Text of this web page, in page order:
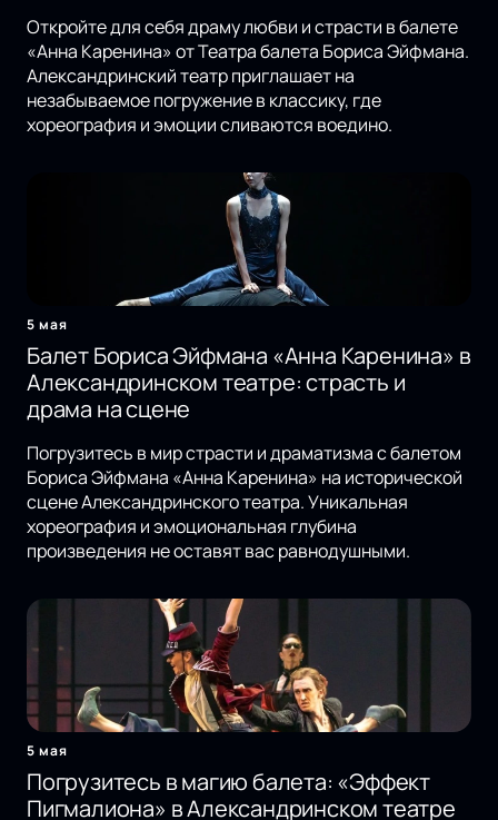
Откройте для себя драму любви и страсти в балете
«Анна Каренина» от Театра балета Бориса Эйфмана.
Александринский театр приглашает на
незабываемое погружение в классику, где
хореография и эмоции сливаются воедино.
5 мая
Балет Бориса Эйфмана «Анна Каренина» в
Александринском театре: страсть и
драма на сцене
Погрузитесь в мир страсти и драматизма с балетом
Бориса Эйфмана «Анна Каренина» на исторической
сцене Александринского театра. Уникальная
хореография и эмоциональная глубина
произведения не оставят вас равнодушными.
5 мая
Погрузитесь в магию балета: «Эффект
Пигмалиона» в Александринском театре